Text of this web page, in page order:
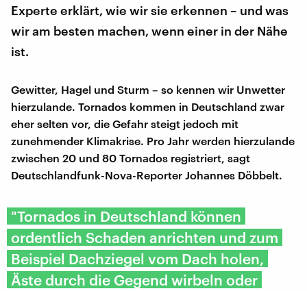
Experte erklärt, wie wir sie erkennen – und was
wir am besten machen, wenn einer in der Nähe
ist.
Gewitter, Hagel und Sturm – so kennen wir Unwetter
hierzulande. Tornados kommen in Deutschland zwar
eher selten vor, die Gefahr steigt jedoch mit
zunehmender Klimakrise. Pro Jahr werden hierzulande
zwischen 20 und 80 Tornados registriert, sagt
Deutschlandfunk-Nova-Reporter Johannes Döbbelt.
"Tornados in Deutschland können
ordentlich Schaden anrichten und zum
Beispiel Dachziegel vom Dach holen,
Äste durch die Gegend wirbeln oder